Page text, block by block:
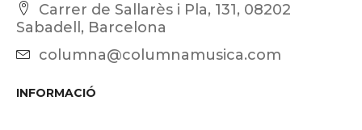
Carrer de Sallarès i Pla, 131, 08202
Sabadell, Barcelona
columna@columnamusica.com
INFORMACIÓ